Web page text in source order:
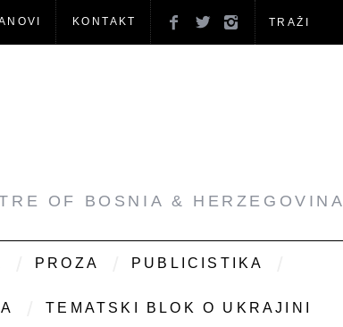
KONTAKT
OF BOSNIA & HERZEGOVINA
PROZA PUBLICISTIKA
TEMATSKI BLOK O UKRAJINI